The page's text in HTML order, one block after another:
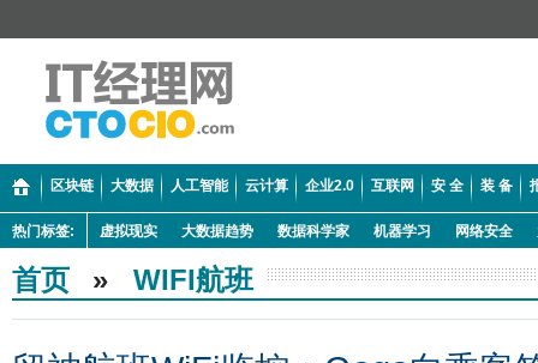
区块链 大数据 人工智能 云计算 企业2.0 互联网 安 全 装 备
热门标签: 虚拟现实 大数据趋势 数据科学家 机器学习 网络安全
首页 » WIFI航班